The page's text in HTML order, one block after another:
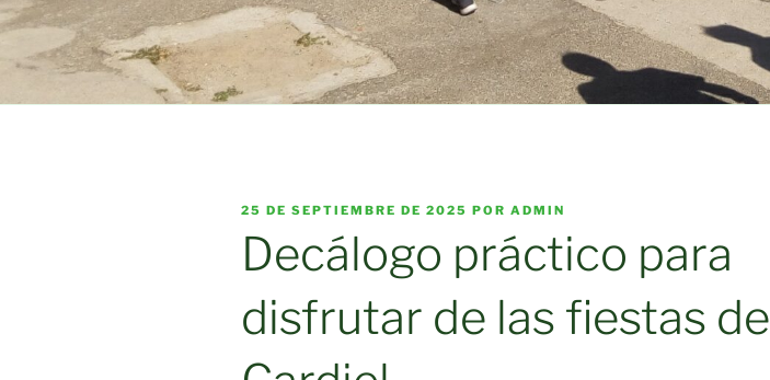
PUBLICADO
25 DE SEPTIEMBRE DE 2025 POR ADMIN
Decálogo práctico para
disfrutar de las fiestas de